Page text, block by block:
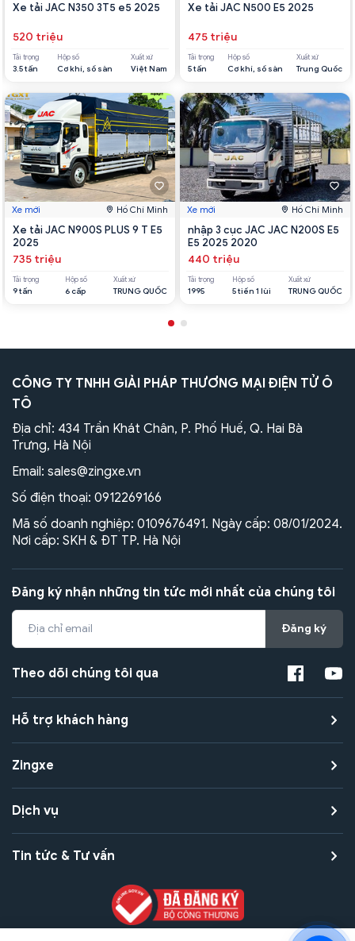
Xe tải JAC N350 3T5 e5 2025
520 triệu
Tải trọng
3.5 tấn
Hộp số
Cơ khí, số sàn
Xuất xứ
Việt Nam
Xe mới Hồ Chí Minh
Xe tải JAC N900S PLUS 9 T E5
2025
735 triệu
Tải trọng
9 tấn
Hộp số
6 cấp
Xuất xứ
TRUNG QUỐC
Xe tải JAC N500 E5 2025
475 triệu
Tải trọng
5 tấn
Hộp số
Cơ khí, số sàn
Xuất xứ
Trung Quốc
Xe mới Hồ Chí Minh
nhập 3 cục JAC JAC N200S E5
E5 2025 2020
440 triệu
Tải trọng
1995
Hộp số
5 tiến 1 lùi
Xuất xứ
TRUNG QUỐC
CÔNG TY TNHH GIẢI PHÁP THƯƠNG MẠI ĐIỆN TỬ Ô
TÔ
Địa chỉ: 434 Trần Khát Chân, P. Phố Huế, Q. Hai Bà
Trưng, Hà Nội
Email: sales@zingxe.vn
Số điện thoại: 0912269166
Mã số doanh nghiệp: 0109676491. Ngày cấp: 08/01/2024.
Nơi cấp: SKH & ĐT TP. Hà Nội
Đăng ký nhận những tin tức mới nhất của chúng tôi
Đăng ký
Theo dõi chúng tôi qua
Hỗ trợ khách hàng
Zingxe
Dịch vụ
Tin tức & Tư vấn